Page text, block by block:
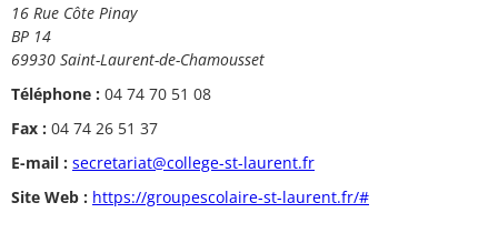
16 Rue Côte Pinay
BP 14
69930 Saint-Laurent-de-Chamousset
Téléphone : 04 74 70 51 08
Fax : 04 74 26 51 37
E-mail : secretariat@college-st-laurent.fr
Site Web : https://groupescolaire-st-laurent.fr/#